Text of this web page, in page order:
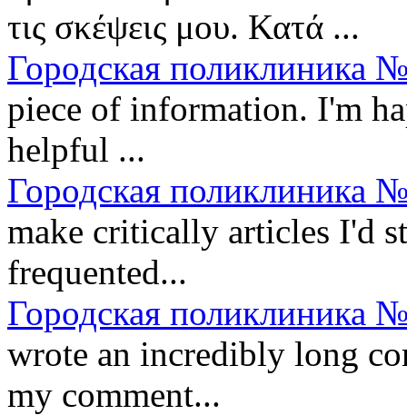
τις σκέψεις μου. Κατά ...
Городская поликлиника
piece of information. I'm
helpful ...
Городская поликлиника
make critically articles I'd
frequented...
Городская поликлиника
wrote an incredibly long
my comment...